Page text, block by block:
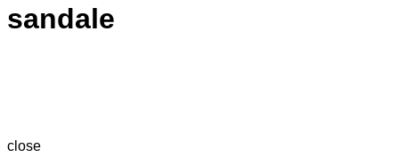
sandale
close